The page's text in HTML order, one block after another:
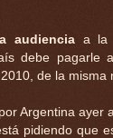
audiencia a la
debe pagarle
de la
Argentina ayer
pidiendo que